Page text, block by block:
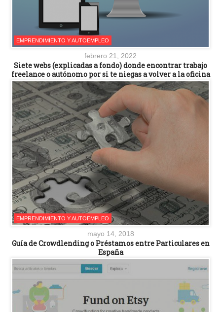
EMPRENDIMIENTO Y AUTOEMPLEO
febrero 21, 2022
Siete webs (explicadas a fondo) donde encontrar trabajo
freelance o autónomo por si te niegas a volver a la oficina
EMPRENDIMIENTO Y AUTOEMPLEO
mayo 14, 2018
Guía de Crowdlending o Préstamos entre Particulares en
España